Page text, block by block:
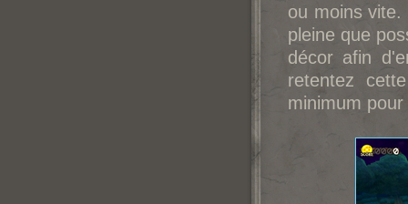
ou moins vite.
pleine que
décor afin
retentez
minimum